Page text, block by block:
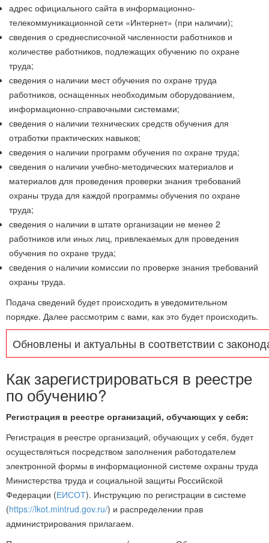
адрес официального сайта в информационно-
телекоммуникационной сети «Интернет» (при наличии);
сведения о среднесписочной численности работников и
количестве работников, подлежащих обучению по охране
труда;
сведения о наличии мест обучения по охране труда
работников, оснащенных необходимым оборудованием,
информационно-справочными системами;
сведения о наличии технических средств обучения для
отработки практических навыков;
сведения о наличии программ обучения по охране труда;
сведения о наличии учебно-методических материалов и
материалов для проведения проверки знания требований
охраны труда для каждой программы обучения по охране
труда;
сведения о наличии в штате организации не менее 2
работников или иных лиц, привлекаемых для проведения
обучения по охране труда;
сведения о наличии комиссии по проверке знания требований
охраны труда.
Подача сведений будет происходить в уведомительном
порядке. Далее рассмотрим с вами, как это будет происходить.
Обновлены и актуальны в соответствии с
Как зарегистрироваться в реестре
по обучению?
Регистрация в реестре организаций, обучающих у себя:
Регистрация в реестре организаций, обучающих у себя, будет
осуществляться посредством заполнения работодателем
электронной формы в информационной системе охраны труда
Министерства труда и социальной защиты Российской
Федерации (ЕИСОТ). Инструкцию по регистрации в системе
(https://lkot.mintrud.gov.ru/) и распределении прав
администрирования прилагаем.